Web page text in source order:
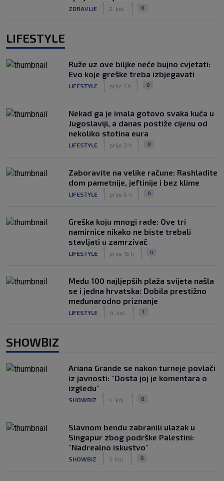
ZDRAVLJE 2. kol. 0
LIFESTYLE
Ruže uz ove biljke neće bujno cvjetati:
Evo koje greške treba izbjegavati
LIFESTYLE prije 1 h 0
Nekad ga je imala gotovo svaka kuća u
Jugoslaviji, a danas postiže cijenu od
nekoliko stotina eura
LIFESTYLE prije 3 h 0
Zaboravite na velike račune: Rashladite
dom pametnije, jeftinije i bez klime
LIFESTYLE prije 5 h 0
Greška koju mnogi rade: Ove tri
namirnice nikako ne biste trebali
stavljati u zamrzivač
LIFESTYLE prije 15 h 0
Među 100 najljepših plaža svijeta našla
se i jedna hrvatska: Dobila prestižno
međunarodno priznanje
LIFESTYLE 4. kol. 1
SHOWBIZ
Ariana Grande se nakon turneje povlači
iz javnosti: "Dosta joj je komentara o
izgledu"
SHOWBIZ 4. kol. 0
Slavnom bendu zabranili ulazak u
Singapur zbog podrške Palestini:
"Nadrealno iskustvo"
SHOWBIZ 3. kol. 0